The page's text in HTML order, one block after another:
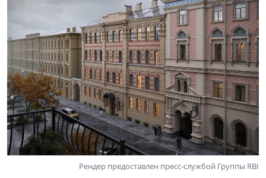
Рендер предоставлен пресс-службой Группы RBI